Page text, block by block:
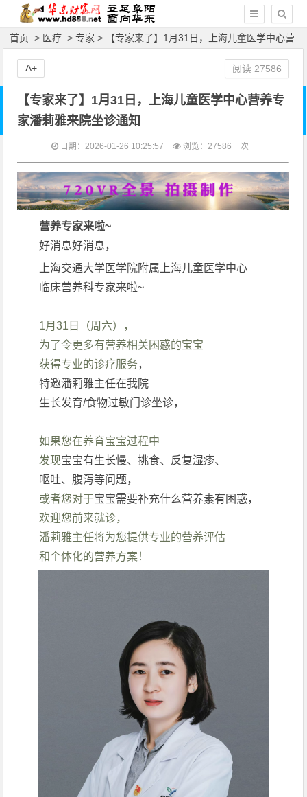
首页 > 医疗 >专家 > 【专家来了】1月31日，上海儿童医学中心营
养专家潘莉雅来院坐诊通知
【专家来了】1月31日，上海儿童医学中心营养专
家潘莉雅来院坐诊通知
日期：2026-01-26 10:25:57 浏览： 27586 次
营养专家来啦~
好消息好消息，
上海交通大学医学院附属上海儿童医学中心
临床营养科专家来啦~
1月31日（周六），
为了令更多有营养相关困惑的宝宝
获得专业的诊疗服务，
特邀潘莉雅主任在我院
生长发育/食物过敏门诊坐诊，
如果您在养育宝宝过程中
发现宝宝有生长慢、挑食、反复湿疹、
呕吐、腹泻等问题，
或者您对于宝宝需要补充什么营养素有困惑，
欢迎您前来就诊，
潘莉雅主任将为您提供专业的营养评估
和个体化的营养方案！
阅读 27586
A+